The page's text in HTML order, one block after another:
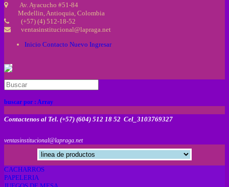
Av. Ayacucho #51-84
Medellin, Antioquia, Colombia
(+57) (4) 512-18-52
ventasinstitucional@lapraga.net
Inicio Contacto Nuevo Ingresar
buscar por : Array
Contactenos al Tel. (+57) (604) 512 18 52 Cel_3103769327
ventasinstitucional@lapraga.net
CACHARROS
PAPELERIA